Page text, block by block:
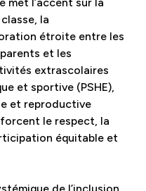
la
étroite entre les
et les
extrascolaires
et sportive (PSHE),
et reproductive
le respect, la
équitable et